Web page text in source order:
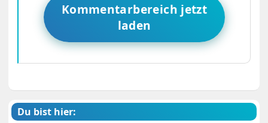
Kommentarbereich jetzt
laden
Du bist hier: